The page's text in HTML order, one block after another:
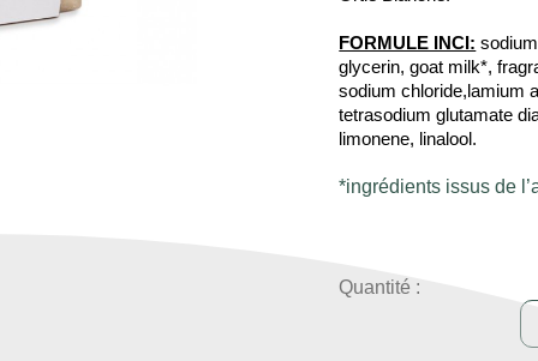
FORMULE INCI:
glycerin, goat milk*,
sodium chloride,lamium
tetrasodium glutamate
limonene, linalool.
*ingrédients issus de
Quantité :